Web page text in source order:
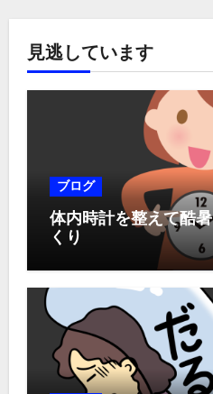
見逃しています
ブログ
体内時計を整えて酷
くり